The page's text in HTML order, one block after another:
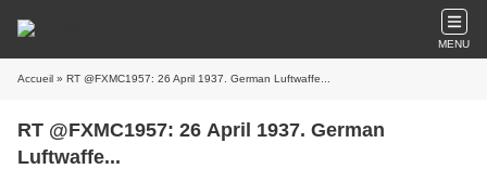
MENU
Accueil » RT @FXMC1957: 26 April 1937. German Luftwaffe...
RT @FXMC1957: 26 April 1937. German
Luftwaffe...